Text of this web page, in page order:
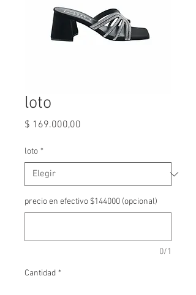
loto
$ 169.000,00
loto *
precio en efectivo $144000 (opcional)
0/1
Cantidad *